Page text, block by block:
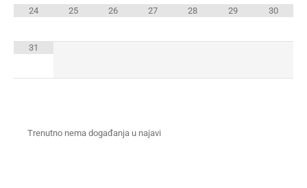
24 25 26 27 28 29 30
31
Trenutno nema događanja u najavi